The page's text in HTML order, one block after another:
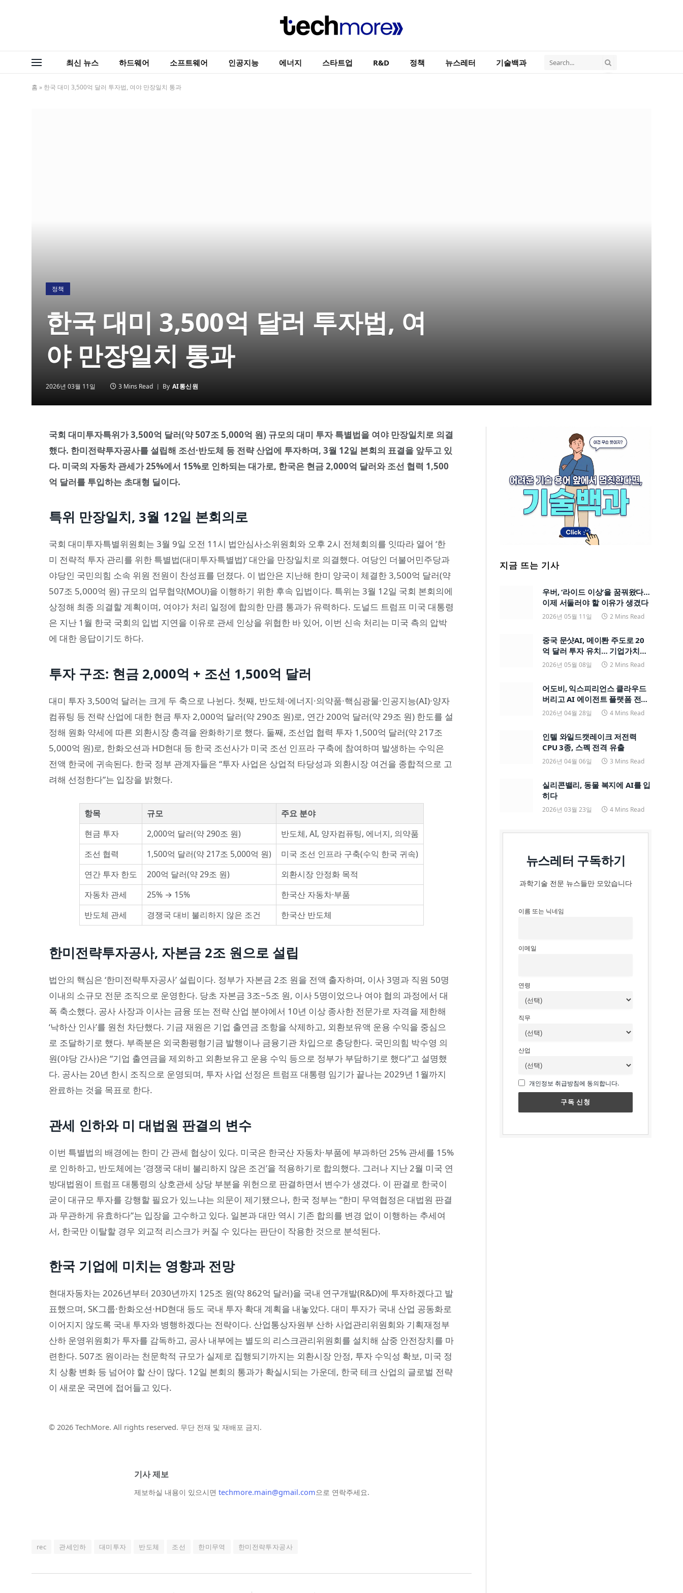
최신 뉴스 하드웨어 소프트웨어 인공지능 에너지 스타트업 R&D 정책 뉴스레터 기술백과
홈 » 한국 대미 3,500억 달러 투자법, 여야 만장일치 통과
정책
한국 대미 3,500억 달러 투자법, 여
야 만장일치 통과
2026년 03월 11일 3 Mins Read By AI통신원
국회 대미투자특위가 3,500억 달러(약 507조 5,000억 원) 규모의 대미 투자 특별법을 여야 만장일치로 의결
했다. 한미전략투자공사를 설립해 조선·반도체 등 전략 산업에 투자하며, 3월 12일 본회의 표결을 앞두고 있
다. 미국의 자동차 관세가 25%에서 15%로 인하되는 대가로, 한국은 현금 2,000억 달러와 조선 협력 1,500
억 달러를 투입하는 초대형 딜이다.
특위 만장일치, 3월 12일 본회의로
국회 대미투자특별위원회는 3월 9일 오전 11시 법안심사소위원회와 오후 2시 전체회의를 잇따라 열어 ‘한
미 전략적 투자 관리를 위한 특별법(대미투자특별법)’ 대안을 만장일치로 의결했다. 여당인 더불어민주당과
야당인 국민의힘 소속 위원 전원이 찬성표를 던졌다. 이 법안은 지난해 한미 양국이 체결한 3,500억 달러(약
507조 5,000억 원) 규모의 업무협약(MOU)을 이행하기 위한 후속 입법이다. 특위는 3월 12일 국회 본회의에
상정해 최종 의결할 계획이며, 여야가 처리 일정에 합의한 만큼 통과가 유력하다. 도널드 트럼프 미국 대통령
은 지난 1월 한국 국회의 입법 지연을 이유로 관세 인상을 위협한 바 있어, 이번 신속 처리는 미국 측의 압박
에 대한 응답이기도 하다.
투자 구조: 현금 2,000억 + 조선 1,500억 달러
대미 투자 3,500억 달러는 크게 두 축으로 나뉜다. 첫째, 반도체·에너지·의약품·핵심광물·인공지능(AI)·양자
컴퓨팅 등 전략 산업에 대한 현금 투자 2,000억 달러(약 290조 원)로, 연간 200억 달러(약 29조 원) 한도를 설
정해 원화 약세에 따른 외환시장 충격을 완화하기로 했다. 둘째, 조선업 협력 투자 1,500억 달러(약 217조
5,000억 원)로, 한화오션과 HD현대 등 한국 조선사가 미국 조선 인프라 구축에 참여하며 발생하는 수익은
전액 한국에 귀속된다. 한국 정부 관계자들은 “투자 사업은 상업적 타당성과 외환시장 여건을 종합적으로 고
려해 선정한다”는 입장을 밝혔다.
항목 규모
주요 분야
현금 투자
2,000억 달러(약 290조 원)
반도체, AI, 양자컴퓨팅, 에너지, 의약품
조선 협력
1,500억 달러(약 217조 5,000억 원)
미국 조선 인프라 구축(수익 한국 귀속)
연간 투자 한도
200억 달러(약 29조 원)
외환시장 안정화 목적
자동차 관세
25% → 15%
한국산 자동차·부품
반도체 관세
경쟁국 대비 불리하지 않은 조건 한국산 반도체
한미전략투자공사, 자본금 2조 원으로 설립
법안의 핵심은 ‘한미전략투자공사’ 설립이다. 정부가 자본금 2조 원을 전액 출자하며, 이사 3명과 직원 50명
이내의 소규모 전문 조직으로 운영한다. 당초 자본금 3조~5조 원, 이사 5명이었으나 여야 협의 과정에서 대
폭 축소했다. 공사 사장과 이사는 금융 또는 전략 산업 분야에서 10년 이상 종사한 전문가로 자격을 제한해
‘낙하산 인사’를 원천 차단했다. 기금 재원은 기업 출연금 조항을 삭제하고, 외환보유액 운용 수익을 중심으
로 조달하기로 했다. 부족분은 외국환평형기금 발행이나 금융기관 차입으로 충당한다. 국민의힘 박수영 의
원(야당 간사)은 “기업 출연금을 제외하고 외환보유고 운용 수익 등으로 정부가 부담하기로 했다”고 설명했
다. 공사는 20년 한시 조직으로 운영되며, 투자 사업 선정은 트럼프 대통령 임기가 끝나는 2029년 1월까지
완료하는 것을 목표로 한다.
관세 인하와 미 대법원 판결의 변수
이번 특별법의 배경에는 한미 간 관세 협상이 있다. 미국은 한국산 자동차·부품에 부과하던 25% 관세를 15%
로 인하하고, 반도체에는 ‘경쟁국 대비 불리하지 않은 조건’을 적용하기로 합의했다. 그러나 지난 2월 미국 연
방대법원이 트럼프 대통령의 상호관세 상당 부분을 위헌으로 판결하면서 변수가 생겼다. 이 판결로 한국이
굳이 대규모 투자를 강행할 필요가 있느냐는 의문이 제기됐으나, 한국 정부는 “한미 무역협정은 대법원 판결
과 무관하게 유효하다”는 입장을 고수하고 있다. 일본과 대만 역시 기존 합의를 변경 없이 이행하는 추세여
서, 한국만 이탈할 경우 외교적 리스크가 커질 수 있다는 판단이 작용한 것으로 분석된다.
한국 기업에 미치는 영향과 전망
현대자동차는 2026년부터 2030년까지 125조 원(약 862억 달러)을 국내 연구개발(R&D)에 투자하겠다고 발
표했으며, SK그룹·한화오션·HD현대 등도 국내 투자 확대 계획을 내놓았다. 대미 투자가 국내 산업 공동화로
이어지지 않도록 국내 투자와 병행하겠다는 전략이다. 산업통상자원부 산하 사업관리위원회와 기획재정부
산하 운영위원회가 투자를 감독하고, 공사 내부에는 별도의 리스크관리위원회를 설치해 삼중 안전장치를 마
련한다. 507조 원이라는 천문학적 규모가 실제로 집행되기까지는 외환시장 안정, 투자 수익성 확보, 미국 정
치 상황 변화 등 넘어야 할 산이 많다. 12일 본회의 통과가 확실시되는 가운데, 한국 테크 산업의 글로벌 전략
이 새로운 국면에 접어들고 있다.
© 2026 TechMore. All rights reserved. 무단 전재 및 재배포 금지.
기사 제보
제보하실 내용이 있으시면 techmore.main@gmail.com으로 연락주세요.
rec 관세인하 대미투자 반도체 조선 한미무역 한미전략투자공사
지금 뜨는 기사
우버, ‘라이드 이상’을 꿈꿔왔다…
이제 서둘러야 할 이유가 생겼다
2026년 05월 11일 2 Mins Read
중국 문샷AI, 메이퇀 주도로 20
억 달러 투자 유치… 기업가치
200억 달러
2026년 05월 08일 2 Mins Read
어도비, 익스피리언스 클라우드
버리고 AI 에이전트 플랫폼 전면
전환
2026년 04월 28일 4 Mins Read
인텔 와일드캣레이크 저전력
CPU 3종, 스펙 전격 유출
2026년 04월 06일 3 Mins Read
실리콘밸리, 동물 복지에 AI를 입
히다
2026년 03월 23일 4 Mins Read
뉴스레터 구독하기
과학기술 전문 뉴스들만 모았습니다
이름 또는 닉네임
이메일
연령
직무
산업
개인정보 취급방침에 동의합니다.